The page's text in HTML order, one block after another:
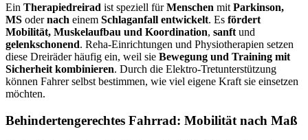
Ein Therapiedreirad ist speziell fürMenschen mit Parkinson,
MS odernach einem Schlaganfall entwickelt. Es fördert
Mobilität, Muskelaufbau und Koordination, sanft und
gelenkschonend. Reha-Einrichtungen und Physiotherapien setzen
diese Dreiräder häufig ein, weil sie Bewegung und Training mit
Sicherheit kombinieren. Durch die Elektro-Tretunterstützung
können Fahrer selbst bestimmen, wie viel eigene Kraft sie einsetzen
möchten.
Behindertengerechtes Fahrrad: Mobilität nach Maß